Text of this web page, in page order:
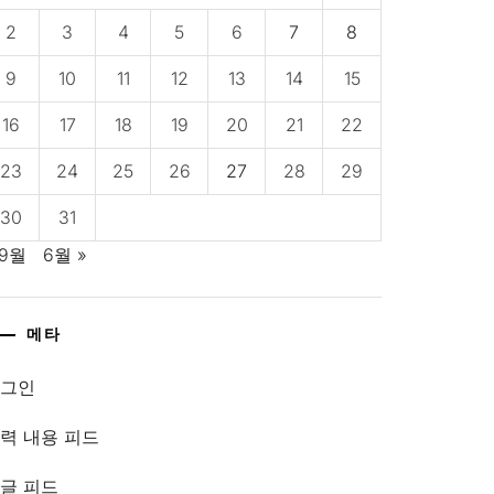
2 3 4 5 6 7 8
9 10 11 12 13 14 15
16 17 18 19 20 21 22
23 24 25 26 27 28 29
30
31
월
6월 »
메타
인
내용 피드
피드